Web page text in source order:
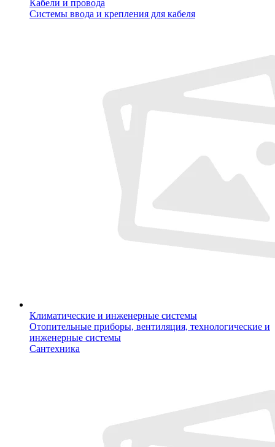
Кабели и провода
Системы ввода и крепления для кабеля
Климатические и инженерные системы
Отопительные приборы, вентиляция, технологические и
инженерные системы
Сантехника